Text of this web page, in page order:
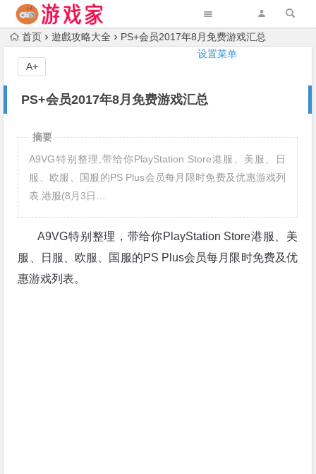
设置菜单
首页 遊戲攻略大全 PS+会员2017年8月免费游戏汇总
PS+会员2017年8月免费游戏汇总
A+
摘要
A9VG特别整理,带给你PlayStation Store港服、美服、日
服、欧服、国服的PS Plus会员每月限时免费及优惠游戏列
表.港服(8月3日…
A9VG特别整理，带给你PlayStation Store港服、美
服、日服、欧服、国服的PS Plus会员每月限时免费及优
惠游戏列表。